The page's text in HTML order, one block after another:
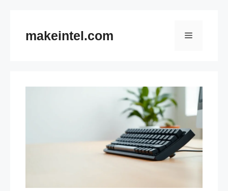
makeintel.com 메